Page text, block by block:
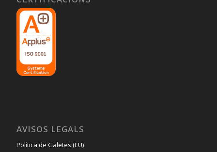
AVISOS LEGALS
Política de Galetes (EU)